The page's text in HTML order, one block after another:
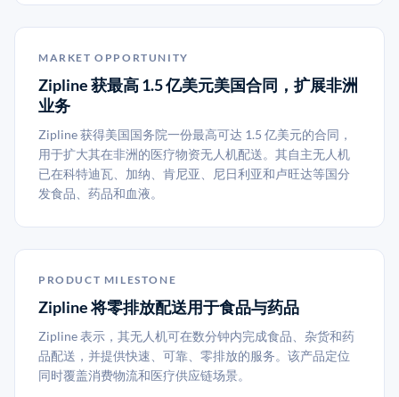
MARKET OPPORTUNITY
Zipline 获最高 1.5 亿美元美国合同，扩展非洲
业务
Zipline 获得美国国务院一份最高可达 1.5 亿美元的合同，
用于扩大其在非洲的医疗物资无人机配送。其自主无人机
已在科特迪瓦、加纳、肯尼亚、尼日利亚和卢旺达等国分
发食品、药品和血液。
PRODUCT MILESTONE
Zipline 将零排放配送用于食品与药品
Zipline 表示，其无人机可在数分钟内完成食品、杂货和药
品配送，并提供快速、可靠、零排放的服务。该产品定位
同时覆盖消费物流和医疗供应链场景。